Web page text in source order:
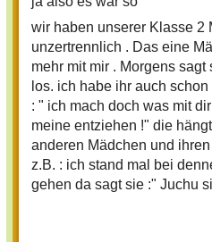
wir haben unserer Klasse 2
unzertrennlich . Das eine
mehr mit mir . Morgens
los. ich habe ihr auch
: " ich mach doch was mit
meine entziehen !" die
anderen Mädchen und
z.B. : ich stand mal bei
gehen da sagt sie :" Juchu